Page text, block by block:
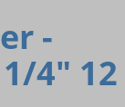
-
4" 12